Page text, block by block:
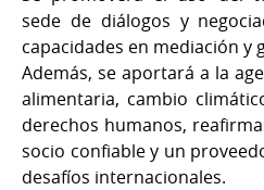
sede de diálogos y
capacidades en mediación y
Además, se aportará a la
alimentaria, cambio
derechos humanos,
socio confiable y un
desafíos internacionales.